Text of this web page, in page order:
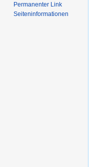
Permanenter Link
Seiten­­informationen